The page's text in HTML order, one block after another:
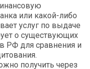
или какой-либо
услуг по выдаче
о существующих
РФ для сравнения и
получить через